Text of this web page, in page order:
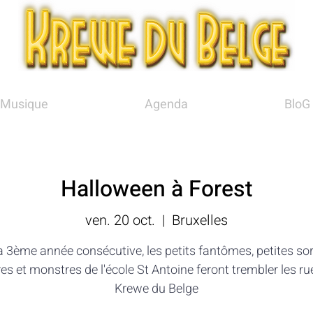
Musique Agenda BloG
Halloween à Forest
ven. 20 oct.
  |
Bruxelles
3ème année consécutive, les petits fantômes, petites
et monstres de l'école St Antoine feront trembler les
Krewe du Belge